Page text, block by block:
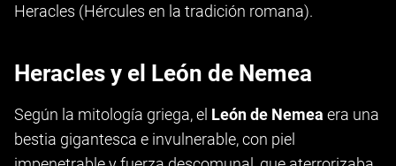
Heracles (Hércules en la tradición romana).
Heracles y el León de Nemea
Según la mitología griega, el León de Nemea era una
bestia gigantesca e invulnerable, con piel